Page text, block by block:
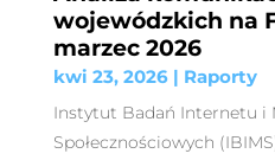
wojewódzkich na
marzec 2026
kwi 23, 2026| Raporty
Instytut Badań Internetu i
Społecznościowych